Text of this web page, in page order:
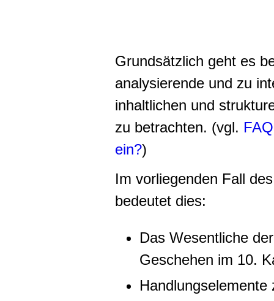
Grundsätzlich geht es
analysierende und zu
inhaltlichen und
zu betrachten. (vgl.
ein?)
Im vorliegenden Fall
bedeutet dies:
Das Wesentliche
Geschehen im 10.